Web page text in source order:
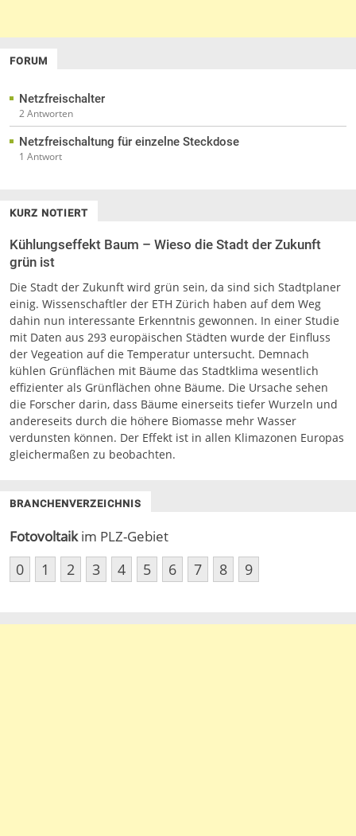
FORUM
Netzfreischalter
2 Antworten
Netzfreischaltung für einzelne Steckdose
1 Antwort
KURZ NOTIERT
Kühlungseffekt Baum – Wieso die Stadt der Zukunft
grün ist
Die Stadt der Zukunft wird grün sein, da sind sich Stadtplaner
einig. Wissenschaftler der ETH Zürich haben auf dem Weg
dahin nun interessante Erkenntnis gewonnen. In einer Studie
mit Daten aus 293 europäischen Städten wurde der Einfluss
der Vegeation auf die Temperatur untersucht. Demnach
kühlen Grünflächen mit Bäume das Stadtklima wesentlich
effizienter als Grünflächen ohne Bäume. Die Ursache sehen
die Forscher darin, dass Bäume einerseits tiefer Wurzeln und
andereseits durch die höhere Biomasse mehr Wasser
verdunsten können. Der Effekt ist in allen Klimazonen Europas
gleichermaßen zu beobachten.
BRANCHENVERZEICHNIS
Fotovoltaikim PLZ-Gebiet
0 1 2 3 4 5 6 7 8 9